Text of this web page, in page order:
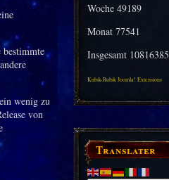
Woche49189
Monat77541
Insgesamt 10816385
Kubik-Rubik Joomla! Extensions
Translater
wenig zu
von